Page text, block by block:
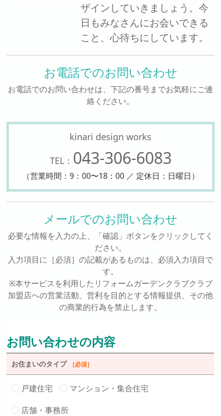
ザインしていきましょう。今
日もみなさんにお会いできる
こと、心待ちにしています。
お電話でのお問い合わせ
お電話でのお問い合わせは、下記の番号までお気軽にご連
絡ください。
kinari design works
TEL： 043-306-6083
（営業時間：9：00〜18：00 ／ 定休日：日曜日）
メールでのお問い合わせ
必要な情報を入力の上、「確認」ボタンをクリックしてく
ださい。
入力項目に［必須］の記載があるものは、必須入力項目で
す。
※本サービスを利用したリフォームガーデンクラブクラブ
加盟店への営業活動、営利を目的とする情報提供、その他
の商業的行為を禁止します。
お問い合わせの内容
お住まいのタイプ ［必須］
戸建住宅
マンション・集合住宅
店舗・事務所